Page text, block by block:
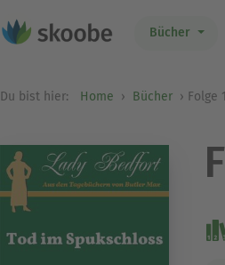
Bücher
Du bist hier: Home Bücher Folge